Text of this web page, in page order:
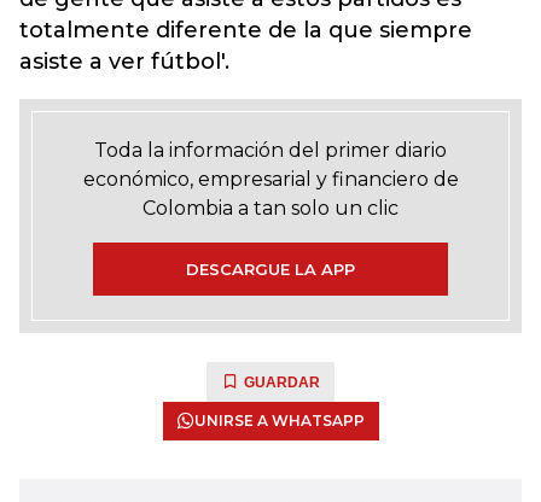
totalmente diferente de la que siempre
asiste a ver fútbol'.
Toda la información del primer diario
económico, empresarial y financiero de
Colombia a tan solo un clic
DESCARGUE LA APP
GUARDAR
UNIRSE A WHATSAPP